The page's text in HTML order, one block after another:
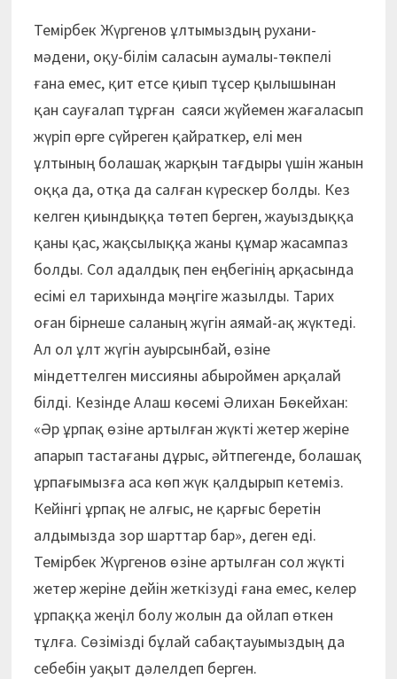
Темірбек Жүргенов ұлтымыздың рухани-
мәдени, оқу-білім саласын аумалы-төкпелі
ғана емес, қит етсе қиып тұсер қылышынан
қан сауғалап тұрған саяси жүйемен жағаласып
жүріп өрге сүйреген қайраткер, елі мен
ұлтының болашақ жарқын тағдыры үшін жанын
оққа да, отқа да салған күрескер болды. Кез
келген қиындыққа төтеп берген, жауыздыққа
қаны қас, жақсылыққа жаны құмар жасампаз
болды. Сол адалдық пен еңбегінің арқасында
есімі ел тарихында мәңгіге жазылды. Тарих
оған бірнеше саланың жүгін аямай-ақ жүктеді.
Ал ол ұлт жүгін ауырсынбай, өзіне
міндеттелген миссияны абыроймен арқалай
білді. Кезінде Алаш көсемі Әлихан Бөкейхан:
«Әр ұрпақ өзіне артылған жүкті жетер жеріне
апарып тастағаны дұрыс, әйтпегенде, болашақ
ұрпағымызға аса көп жүк қалдырып кетеміз.
Кейінгі ұрпақ не алғыс, не қарғыс беретін
алдымызда зор шарттар бар», деген еді.
Темірбек Жүргенов өзіне артылған сол жүкті
жетер жеріне дейін жеткізуді ғана емес, келер
ұрпаққа жеңіл болу жолын да ойлап өткен
тұлға. Сөзімізді бұлай сабақтауымыздың да
себебін уақыт дәлелдеп берген.